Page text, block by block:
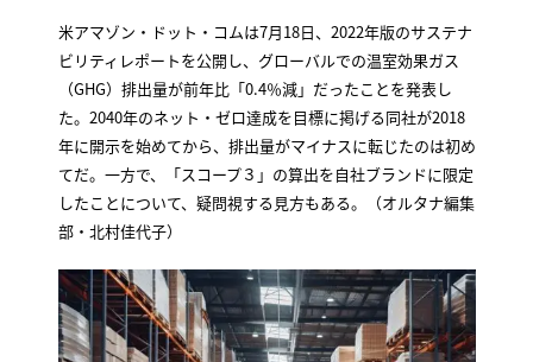
米アマゾン・ドット・コムは7月18日、2022年版のサステナ
ビリティレポートを公開し、グローバルでの温室効果ガス
（GHG）排出量が前年比「0.4％減」だったことを発表し
た。2040年のネット・ゼロ達成を目標に掲げる同社が2018
年に開示を始めてから、排出量がマイナスに転じたのは初め
てだ。一方で、「スコープ３」の算出を自社ブランドに限定
したことについて、疑問視する見方もある。（オルタナ編集
部・北村佳代子）